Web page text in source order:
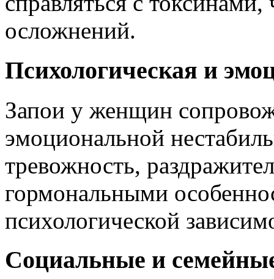
осложнений.
Психологическая и
Запои у женщин
эмоциональной
тревожность,
гормональными
психологической
Социальные и